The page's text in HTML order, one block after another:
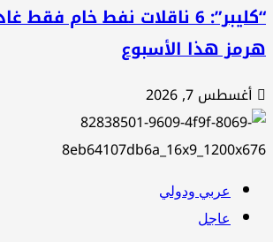
“كليبر”: 6 ناقلات نفط خام فقط
هذا الأسبوع
أغسطس 7, 2026
عربي ودولي
عاجل